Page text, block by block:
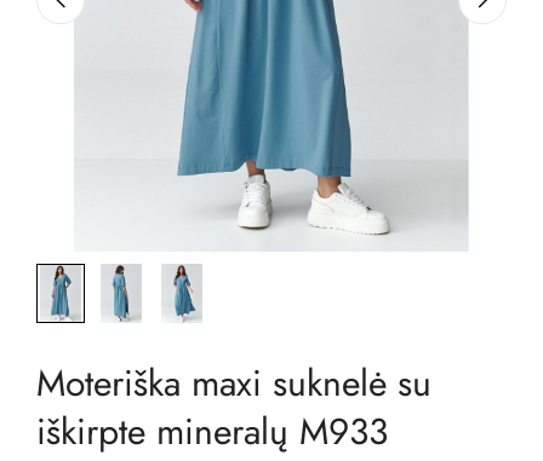
Moteriška maxi suknelė su
iškirpte mineralų M933